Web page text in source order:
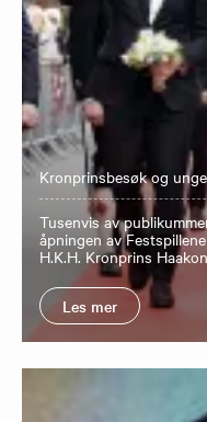
Kronprinsbesøk og
Tusenvis av
åpningen av
H.K.H. Kronprins
Les mer